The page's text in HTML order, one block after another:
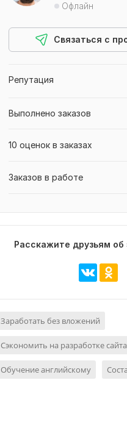
Офлайн
Связаться с
Репутация
Выполнено заказов
10 оценок в заказах
Заказов в работе
Расскажите друзьям об
Заработать без вложений
Сэкономить на разработке сайта
Обучение английскому